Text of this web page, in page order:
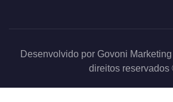
Desenvolvido porGovoni Marketing
direitos reservados